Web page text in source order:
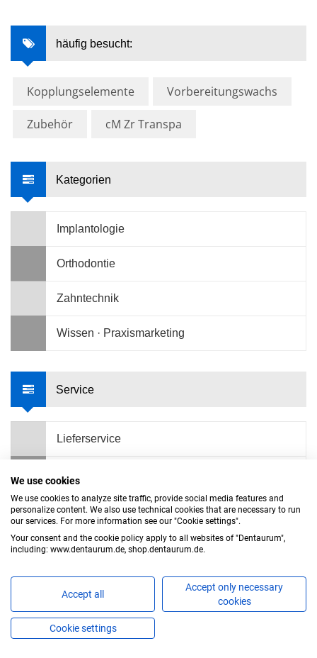
häufig besucht:
Kopplungselemente Vorbereitungswachs
Zubehör cM Zr Transpa
Kategorien
Implantologie
Orthodontie
Zahntechnik
Wissen · Praxismarketing
Service
Lieferservice
Hotlines / Kontakt
We use cookies
We use cookies to analyze site traffic, provide social media features and
personalize content. We also use technical cookies that are necessary to run
our services. For more information see our "Cookie settings".
Your consent and the cookie policy apply to all websites of "Dentaurum",
including: www.dentaurum.de, shop.dentaurum.de.
Accept all
Accept only necessary
cookies
Cookie settings